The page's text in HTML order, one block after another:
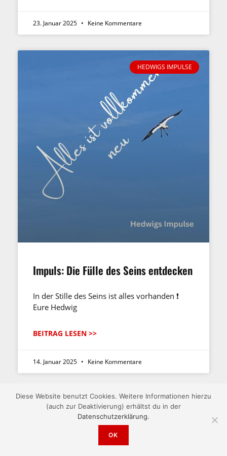
23. Januar 2025 Keine Kommentare
HEDWIGS IMPULSE
Impuls: Die Fülle des Seins entdecken
In der Stille des Seins ist alles vorhanden ❗️
Eure Hedwig
BEITRAG LESEN >>
14. Januar 2025 Keine Kommentare
HEDWIGS IMPULSE
Diese Website benutzt Cookies. Weitere Informationen hierzu
(auch zur Deaktivierung) erhältst du in der
Datenschutzerklärung.
OK